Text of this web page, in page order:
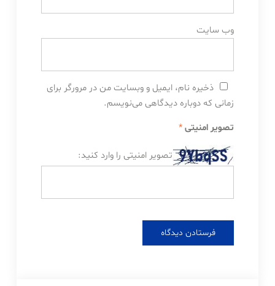
وب‌ سایت
ذخیره نام، ایمیل و وبسایت من در مرورگر برای
زمانی که دوباره دیدگاهی می‌نویسم.
تصویر امنیتی*
تصویر امنیتی را وارد کنید: